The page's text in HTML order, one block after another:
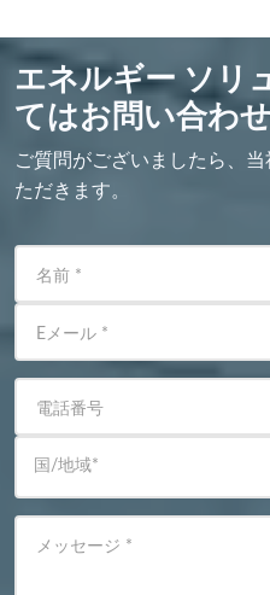
エネルギー ソリ
てはお問い合わ
ご質問がございましたら、
ただきます。
名前 *
Eメール *
電話番号
国/地域*
メッセージ *